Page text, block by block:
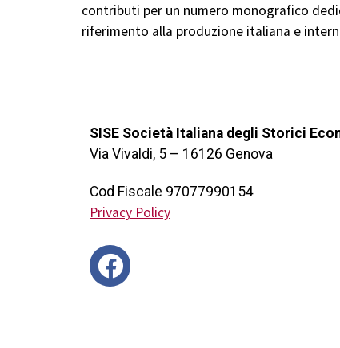
contributi per un numero monografico
riferimento alla produzione italiana e
SISE Società Italiana degli Storici
Via Vivaldi, 5 – 16126 Genova
Cod Fiscale 97077990154
Privacy Policy